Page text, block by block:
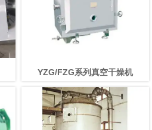
YZG/FZG系列真空干燥机